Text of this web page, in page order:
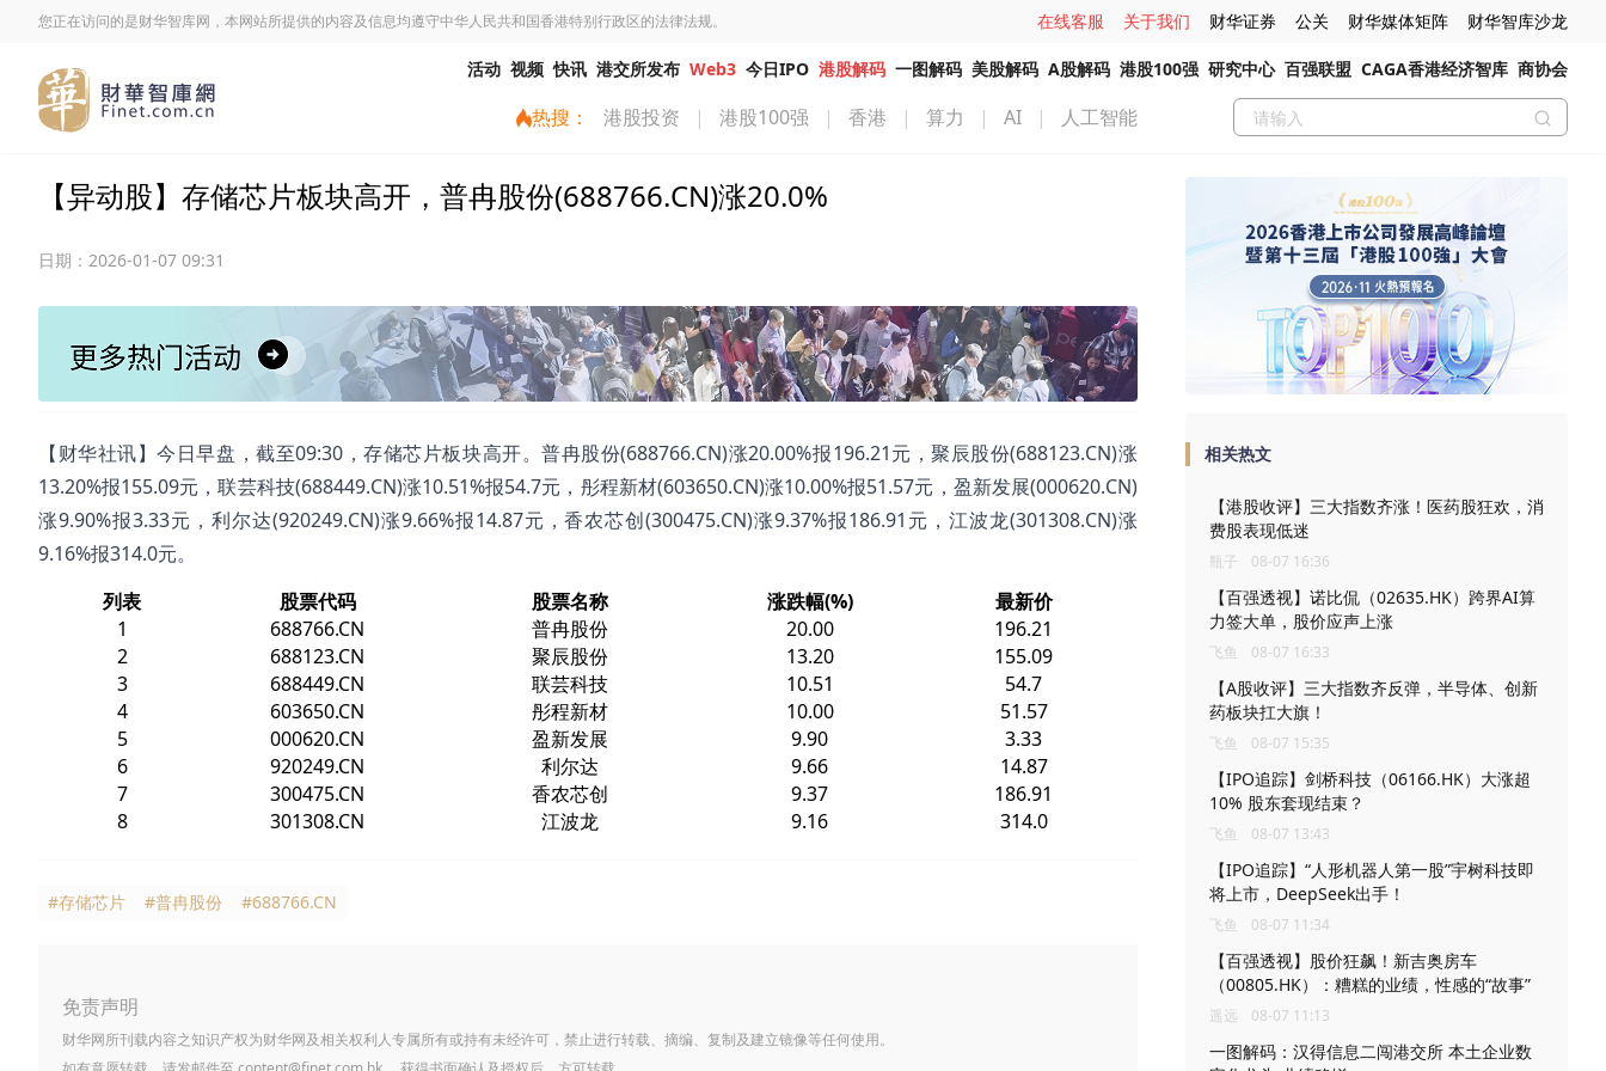
您正在访问的是财华智库网，本网站所提供的内容及信息均遵守中华人民共和国香港特别行政区的法律法规。 在线客服 关于我们 财华证券 公关 财华媒体矩阵 财华智库沙龙
活动 视频 快讯 港交所发布 Web3 今日IPO 港股解码 一图解码 美股解码 A股解码 港股100强 研究中心 百强联盟 CAGA香港经济智库 商协会
热搜： 港股投资 | 港股100强 | 香港 | 算力 | AI | 人工智能
【异动股】存储芯片板块高开，普冉股份(688766.CN)涨20.0%
日期： 2026-01-07 09:31
【财华社讯】今日早盘，截至09:30，存储芯片板块高开。普冉股份(688766.CN)涨20.00%报196.21元，聚辰股份(688123.CN)涨
13.20%报155.09元，联芸科技(688449.CN)涨10.51%报54.7元，彤程新材(603650.CN)涨10.00%报51.57元，盈新发展(000620.CN)
涨9.90%报3.33元，利尔达(920249.CN)涨9.66%报14.87元，香农芯创(300475.CN)涨9.37%报186.91元，江波龙(301308.CN)涨
9.16%报314.0元。
列表
股票代码 股票名称 涨跌幅(%)
最新价
1
688766.CN 普冉股份 20.00
196.21
2
688123.CN 聚辰股份 13.20
155.09
3
688449.CN 联芸科技 10.51
54.7
4
603650.CN 彤程新材 10.00
51.57
5
000620.CN 盈新发展 9.90
3.33
6
920249.CN 利尔达 9.66
14.87
7
300475.CN 香农芯创 9.37
186.91
8
301308.CN 江波龙 9.16 314.0
#存储芯片 #普冉股份 #688766.CN
免责声明
财华网所刊载内容之知识产权为财华网及相关权利人专属所有或持有未经许可，禁止进行转载、摘编、复制及建立镜像等任何使用。
相关热文
【港股收评】三大指数齐涨！医药股狂欢，消
费股表现低迷
瓶子 08-07 16:36
【百强透视】诺比侃（02635.HK）跨界AI算
力签大单，股价应声上涨
飞鱼 08-07 16:33
【A股收评】三大指数齐反弹，半导体、创新
药板块扛大旗！
飞鱼 08-07 15:35
【IPO追踪】剑桥科技（06166.HK）大涨超
10% 股东套现结束？
飞鱼 08-07 13:43
【IPO追踪】“人形机器人第一股”宇树科技即
将上市，DeepSeek出手！
飞鱼 08-07 11:34
【百强透视】股价狂飙！新吉奥房车
（00805.HK）：糟糕的业绩，性感的“故事”
遥远 08-07 11:13
一图解码：汉得信息二闯港交所 本土企业数